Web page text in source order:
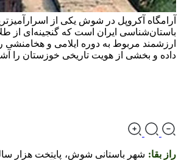
آرامگاه آکروپل در شوش یکی از
باستان‌شناسی ایران است که گنجینه‌ای از
ارزشمند مربوط به دوره ایلامی و هخامنشی
داده و بخشی از هویت تاریخی خوزستان را
راز بقا: شهر باستانی شوش، پایتخت هزار